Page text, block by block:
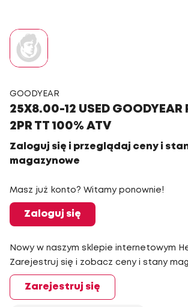
GOODYEAR
25X8.00-12 USED GOODYEAR
2PR TT 100% ATV
Zaloguj się i przeglądaj ceny i
magazynowe
Masz już konto? Witamy ponownie!
Zaloguj się
Nowy w naszym sklepie internetowym
Zarejestruj się i zobacz ceny i stany
Zarejestruj się